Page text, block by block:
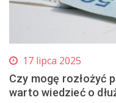
17 lipca 2025
Czy mogę rozłożyć
warto wiedzieć o